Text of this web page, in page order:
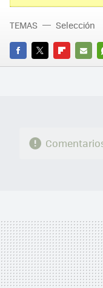
FACEBOOK
TWITTERFLIPBOARD
E-
TEMAS Selección